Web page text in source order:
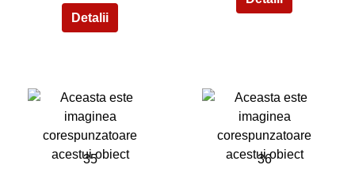
35 36